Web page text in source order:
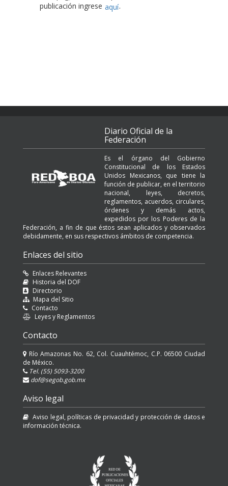
publicación ingrese aquí.
Diario Oficial de la
Federación
Es el órgano del Gobierno
Constitucional de los Estados
Unidos Mexicanos, que tiene la
función de publicar, en el territorio
nacional, leyes, decretos,
reglamentos, acuerdos, circulares,
órdenes y demás actos,
expedidos por los Poderes de la
Federación, a fin de que éstos sean aplicados y observados
debidamente, en sus respectivos ámbitos de competencia.
Enlaces del sitio
Enlaces Relevantes
Historia del DOF
Directorio
Mapa del Sitio
Contacto
Leyes y Reglamentos
Contacto
Río Amazonas No. 62, Col. Cuauhtémoc, C.P. 06500 Ciudad
de México.
Tel. (55) 5093-3200
dof@segob.gob.mx
Aviso legal
Aviso legal, políticas de privacidad y protección de datos e
información técnica.